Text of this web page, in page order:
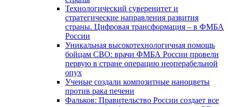
Технологический суверенитет и
стратегические направления развития
страны. Цифровая трансформация – в ФМБА
России
Уникальная высокотехнологичная помощь
бойцам СВО: врачи ФМБА России провели
первую в стране операцию неоперабельной
опух
Ученые создали композитные наноцветы
против рака печени
Фальков: Правительство России создает все